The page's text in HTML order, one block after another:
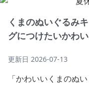
くまのぬいぐるみ
グにつけたいかわ
更新日 2026-07-13
「かわいいくまのぬ